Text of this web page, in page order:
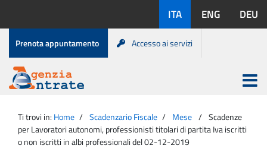
contenuto
disponibili:
ITA ENG DEU
Menu
di
servizio
Prenota appuntamento Accesso ai servizi
Agenzia
Entrate
Apri
menu
principale
Ti trovi in: Home Scadenzario Fiscale Mese
Scadenze
per Lavoratori autonomi, professionisti titolari di partita Iva iscritti
o non iscritti in albi professionali del 02-12-2019